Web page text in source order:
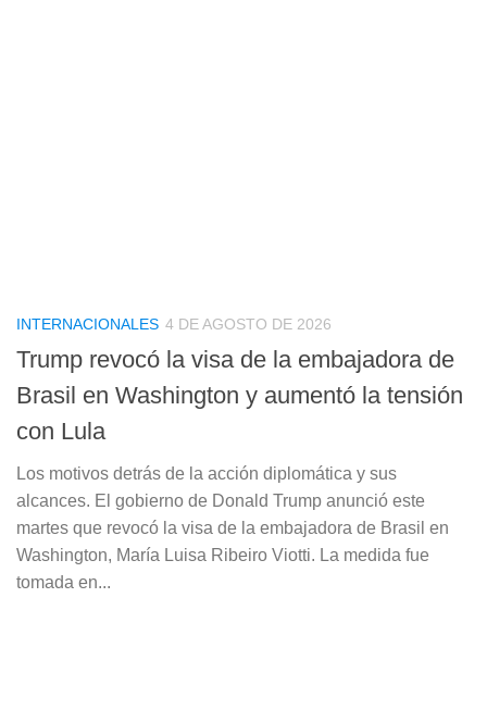
INTERNACIONALES 4 DE AGOSTO DE 2026
Trump revocó la visa de la embajadora de
Brasil en Washington y aumentó la tensión
con Lula
Los motivos detrás de la acción diplomática y sus
alcances. El gobierno de Donald Trump anunció este
martes que revocó la visa de la embajadora de Brasil en
Washington, María Luisa Ribeiro Viotti. La medida fue
tomada en...